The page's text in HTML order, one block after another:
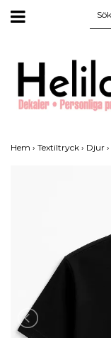
Hem › Textiltryck › Djur ›